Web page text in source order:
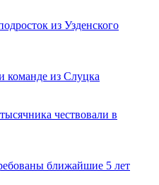
из Узденского
команде из Слуцка
чествовали в
ближайшие 5 лет